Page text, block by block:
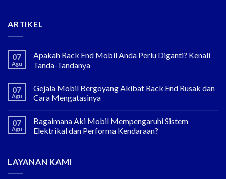
ARTIKEL
07
Agu
Apakah Rack End Mobil Anda Perlu Diganti? Kenali
Tanda-Tandanya
07
Agu
Gejala Mobil Bergoyang Akibat Rack End Rusak dan
Cara Mengatasinya
07
Agu
Bagaimana Aki Mobil Mempengaruhi Sistem
Elektrikal dan Performa Kendaraan?
LAYANAN KAMI